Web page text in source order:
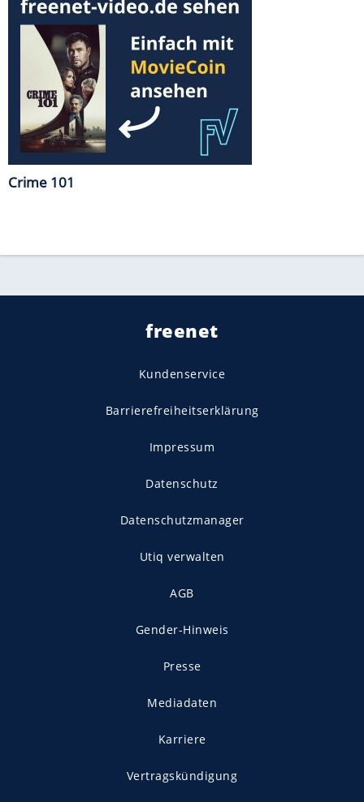
Crime 101
freenet
Kundenservice
Barrierefreiheitserklärung
Impressum
Datenschutz
Datenschutzmanager
Utiq verwalten
AGB
Gender-Hinweis
Presse
Mediadaten
Karriere
Vertragskündigung